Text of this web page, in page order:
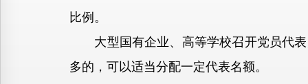
比例。
大型国有企业、高等学校召开党员代表
多的，可以适当分配一定代表名额。